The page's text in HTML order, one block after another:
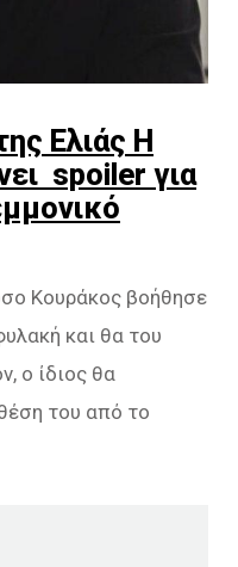
Ελιάς Η
spoiler για
Κουράκος βοήθησε
και θα του
ο ίδιος θα
του από το